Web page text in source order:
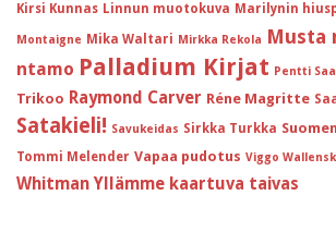
Kirsi Kunnas Linnun muotokuva Marilynin
Montaigne Mika Waltari Mirkka Rekola Musta
ntamo Palladium Kirjat Pentti
Trikoo Raymond Carver Réne Magritte
Satakieli! Savukeidas Sirkka Turkka
Tommi Melender Vapaa pudotus Viggo
Whitman Yllämme kaartuva taivas